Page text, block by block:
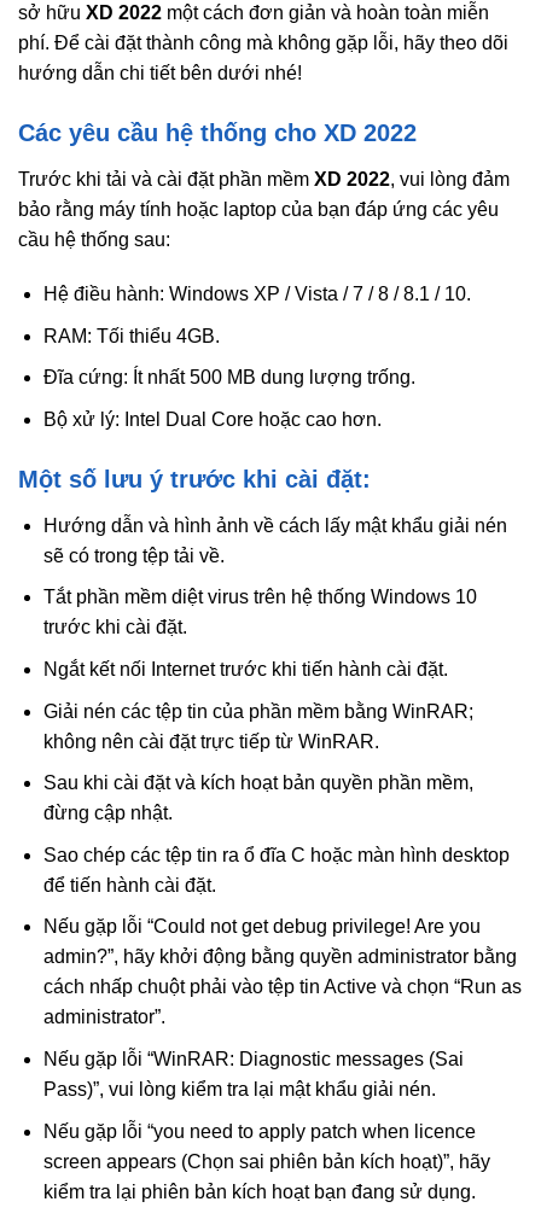
sở hữu XD 2022 một cách đơn giản và hoàn toàn miễn
phí. Để cài đặt thành công mà không gặp lỗi, hãy theo dõi
hướng dẫn chi tiết bên dưới nhé!
Các yêu cầu hệ thống cho XD 2022
Trước khi tải và cài đặt phần mềm XD 2022, vui lòng đảm
bảo rằng máy tính hoặc laptop của bạn đáp ứng các yêu
cầu hệ thống sau:
Hệ điều hành: Windows XP / Vista / 7 / 8 / 8.1 / 10.
RAM: Tối thiểu 4GB.
Đĩa cứng: Ít nhất 500 MB dung lượng trống.
Bộ xử lý: Intel Dual Core hoặc cao hơn.
Một số lưu ý trước khi cài đặt:
Hướng dẫn và hình ảnh về cách lấy mật khẩu giải nén
sẽ có trong tệp tải về.
Tắt phần mềm diệt virus trên hệ thống Windows 10
trước khi cài đặt.
Ngắt kết nối Internet trước khi tiến hành cài đặt.
Giải nén các tệp tin của phần mềm bằng WinRAR;
không nên cài đặt trực tiếp từ WinRAR.
Sau khi cài đặt và kích hoạt bản quyền phần mềm,
đừng cập nhật.
Sao chép các tệp tin ra ổ đĩa C hoặc màn hình desktop
để tiến hành cài đặt.
Nếu gặp lỗi “Could not get debug privilege! Are you
admin?”, hãy khởi động bằng quyền administrator bằng
cách nhấp chuột phải vào tệp tin Active và chọn “Run as
administrator”.
Nếu gặp lỗi “WinRAR: Diagnostic messages (Sai
Pass)”, vui lòng kiểm tra lại mật khẩu giải nén.
Nếu gặp lỗi “you need to apply patch when licence
screen appears (Chọn sai phiên bản kích hoạt)”, hãy
kiểm tra lại phiên bản kích hoạt bạn đang sử dụng.